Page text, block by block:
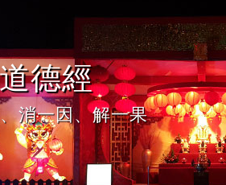
德經
消一因、解一果